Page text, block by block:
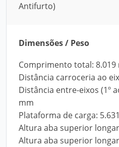
Antifurto)
Dimensões / Peso
Comprimento total: 8.019
Distância carroceria ao
Distância entre-eixos (1º
mm
Plataforma de carga:
Altura aba superior
Altura aba superior